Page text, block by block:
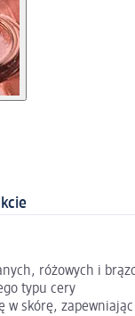
różowych i
typu cery
w skórę,